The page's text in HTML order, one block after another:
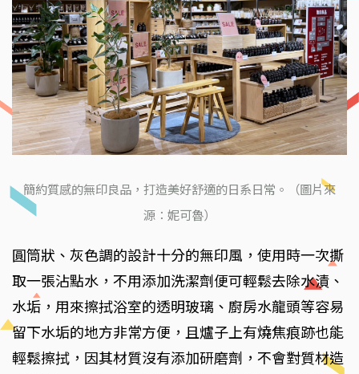
簡約質感的無印良品，打造美好舒適的日系日常。（圖片來
源：妮可魯）
圓筒狀、灰色調的設計十分的無印風，使用時一次撕
取一張沾點水，不用添加洗潔劑便可輕鬆去除水漬、
水垢，用來擦拭浴室的透明玻璃、廚房水龍頭等容易
留下水垢的地方非常方便，且爐子上有燒焦痕跡也能
輕鬆擦拭，因其材質沒有添加研磨劑，不會對質材造